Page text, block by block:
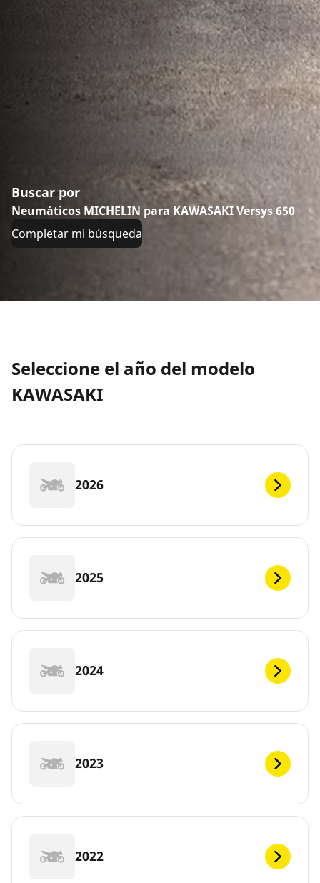
Buscar por
Neumáticos MICHELIN para KAWASAKI Versys 650
Completar mi búsqueda
Seleccione el año del modelo
KAWASAKI
2026
2025
2024
2023
2022